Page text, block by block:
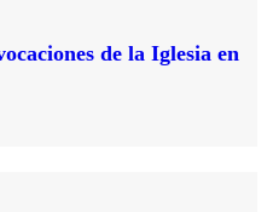
de la Iglesia en